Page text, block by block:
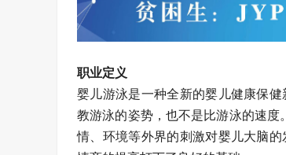
职业定义
婴儿游泳是一种全新的婴儿健康保
教游泳的姿势，也不是比游泳的速
情、环境等外界的刺激对婴儿大脑